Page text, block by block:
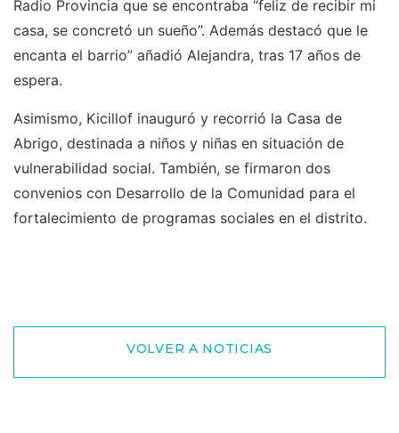
Radio Provincia que se encontraba “feliz de recibir mi
casa, se concretó un sueño”. Además destacó que le
encanta el barrio” añadió Alejandra, tras 17 años de
espera.
Asimismo, Kicillof inauguró y recorrió la Casa de
Abrigo, destinada a niños y niñas en situación de
vulnerabilidad social. También, se firmaron dos
convenios con Desarrollo de la Comunidad para el
fortalecimiento de programas sociales en el distrito.
VOLVER A NOTICIAS